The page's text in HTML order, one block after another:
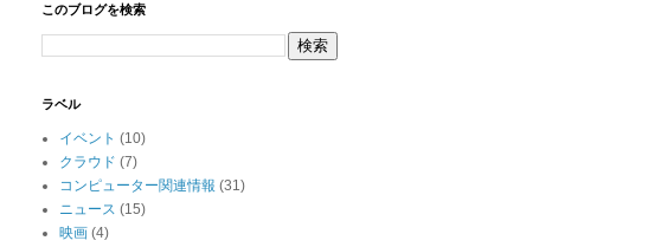
このブログを検索
ラベル
イベント (10)
クラウド (7)
コンピューター関連情報 (31)
ニュース (15)
映画 (4)